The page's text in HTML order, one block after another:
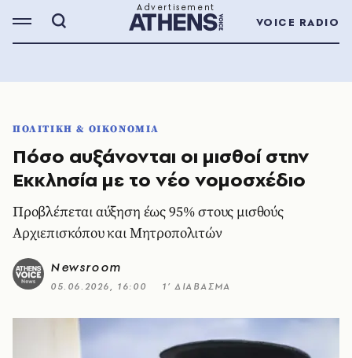
VOICE RADIO
ΠΟΛΙΤΙΚΗ & ΟΙΚΟΝΟΜΙΑ
Πόσο αυξάνονται οι μισθοί στην
Εκκλησία με το νέο νομοσχέδιο
Προβλέπεται αύξηση έως 95% στους μισθούς
Αρχιεπισκόπου και Μητροπολιτών
Newsroom
05.06.2026, 16:00 1’ ΔΙΑΒΑΣΜΑ